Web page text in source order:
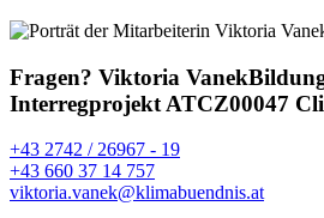
Fragen? Viktoria Vanek
Interregprojekt ATCZ00047
+43 2742 / 26967 - 19
+43 660 37 14 757
viktoria.vanek@klimabuendnis.at